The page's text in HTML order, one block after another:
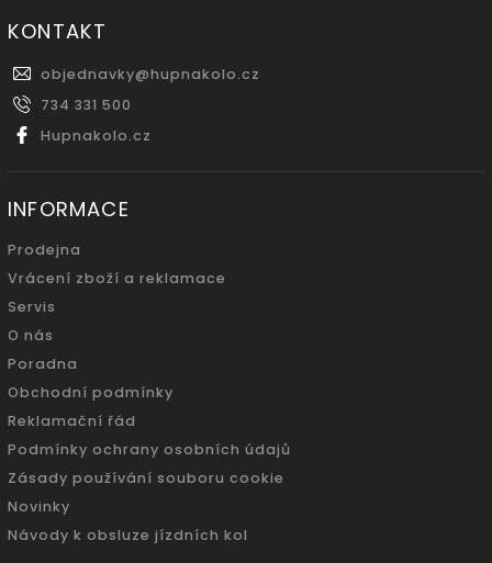
KONTAKT
objednavky@hupnakolo.cz
734 331 500
Hupnakolo.cz
INFORMACE
Prodejna
Vrácení zboží a reklamace
Servis
O nás
Poradna
Obchodní podmínky
Reklamační řád
Podmínky ochrany osobních údajů
Zásady používání souboru cookie
Novinky
Návody k obsluze jízdních kol